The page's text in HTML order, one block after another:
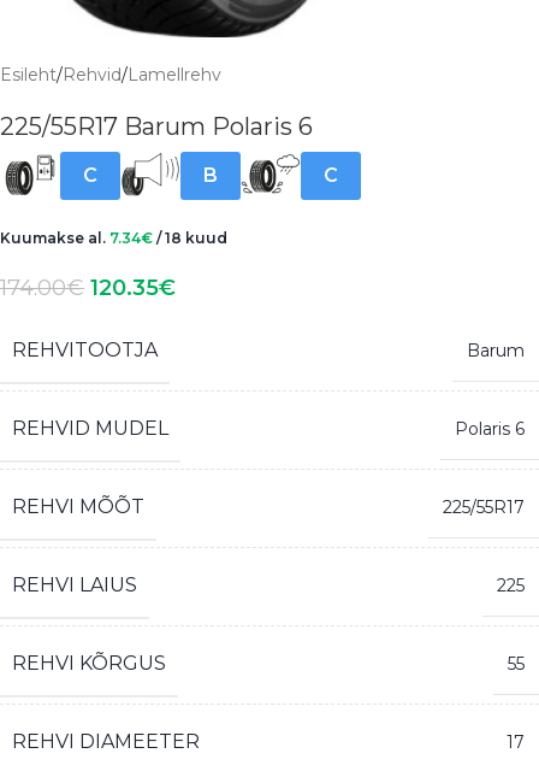
Esileht/Rehvid/Lamellrehv
225/55R17 Barum Polaris 6
C B C
Kuumakse al. 7.34€ / 18 kuud
174.00€ 120.35€
REHVITOOTJA Barum
REHVID MUDEL Polaris 6
REHVI MÕÕT 225/55R17
REHVI LAIUS 225
REHVI KÕRGUS 55
REHVI DIAMEETER 17